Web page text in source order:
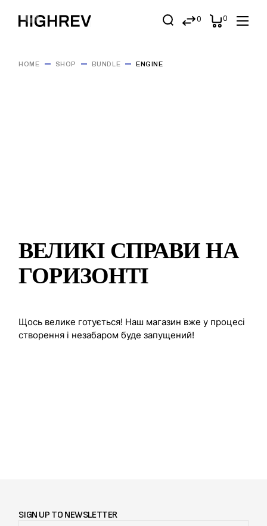
0 0
HOME SHOP BUNDLE ENGINE
ВЕЛИКІ СПРАВИ НА
ГОРИЗОНТІ
Щось велике готується! Наш магазин вже у процесі
створення і незабаром буде запущений!
SIGN UP TO NEWSLETTER